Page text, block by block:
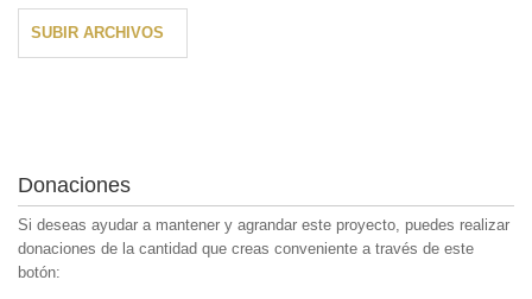
SUBIR ARCHIVOS
Donaciones
Si deseas ayudar a mantener y agrandar este proyecto, puedes realizar
donaciones de la cantidad que creas conveniente a través de este
botón: